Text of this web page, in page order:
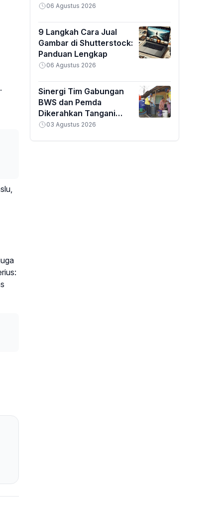
Kemarau Ekstrem
06 Agustus 2026
9 Langkah Cara Jual
Gambar di Shutterstock:
Panduan Lengkap
06 Agustus 2026
Sinergi Tim Gabungan
BWS dan Pemda
Dikerahkan Tangani
Banjir Padang
03 Agustus 2026